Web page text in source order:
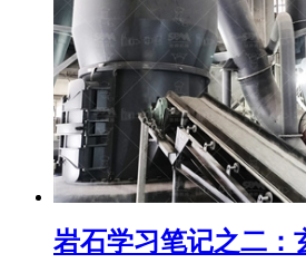
岩石学习笔记之二：